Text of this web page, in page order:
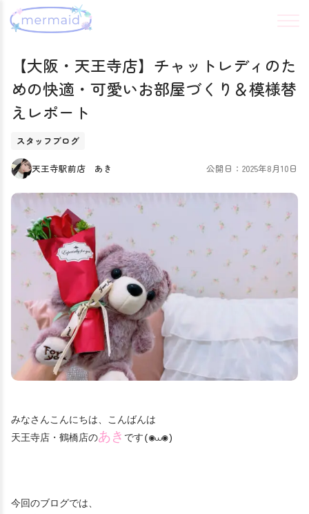
【大阪・天王寺店】チャットレディのた
めの快適・可愛いお部屋づくり＆模様替
えレポート
スタッフブログ
天王寺駅前店 あき 公開日：2025年8月10日
みなさんこんにちは、こんばんは
天王寺店・鶴橋店のあき です(◉⩊◉)
今回のブログでは、